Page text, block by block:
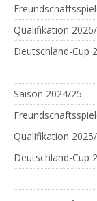
Qualifikation
Deutschland-Cup
Saison 2024/25
Qualifikation
Deutschland-Cup